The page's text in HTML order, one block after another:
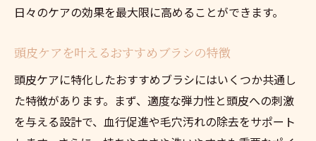
日々のケアの効果を最大限に高めることができます。
頭皮ケアを叶えるおすすめブラシの特徴
頭皮ケアに特化したおすすめブラシにはいくつか共通し
た特徴があります。まず、適度な弾力性と頭皮への刺激
を与える設計で、血行促進や毛穴汚れの除去をサポート